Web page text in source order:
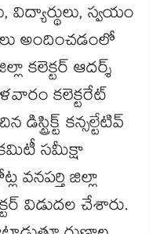
విద్యార్థులు, స్వయం
అందించడంలో
కలెక్టర్ ఆదర్శ్
కలెక్టరేట్
కన్సల్టేటివ్
కమిటీ సమీక్షా
వనపర్తి జిల్లా
విడుదల చేశారు.